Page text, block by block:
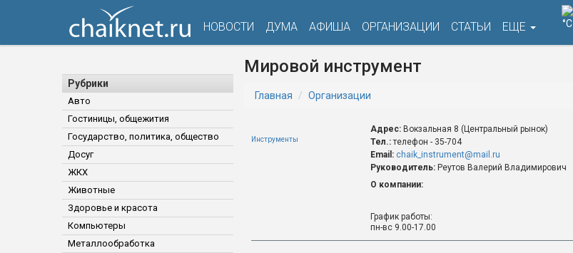
НОВОСТИ ДУМА АФИША ОРГАНИЗАЦИИ СТАТЬИ ЕЩЕ °C
Рубрики
Авто
Гостиницы, общежития
Государство, политика, общество
Досуг
ЖКХ
Животные
Здоровье и красота
Компьютеры
Металлообработка
Мировой инструмент
Главная Организации
Инструменты
Адрес: Вокзальная 8 (Центральный рынок)
Тел.:телефон - 35-704
Email: chaik_instrument@mail.ru
Руководитель: Реутов Валерий Владимирович
О компании:
График работы:
пн-вс 9.00-17.00